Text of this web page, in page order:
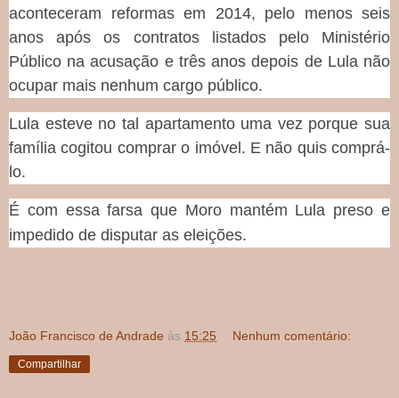
aconteceram reformas em 2014, pelo menos seis
anos após os contratos listados pelo Ministério
Público na acusação e três anos depois de Lula não
ocupar mais nenhum cargo público.
Lula esteve no tal apartamento uma vez porque sua
família cogitou comprar o imóvel. E não quis comprá-
lo.
É com essa farsa que Moro mantém Lula preso e
impedido de disputar as eleições.
João Francisco de Andrade às 15:25 Nenhum comentário:
Compartilhar